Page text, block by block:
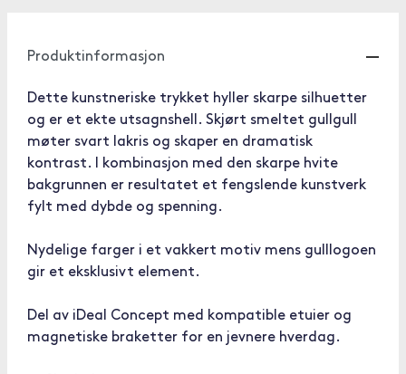
Produktinformasjon
Dette kunstneriske trykket hyller skarpe silhuetter
og er et ekte utsagnshell. Skjørt smeltet gullgull
møter svart lakris og skaper en dramatisk
kontrast. I kombinasjon med den skarpe hvite
bakgrunnen er resultatet et fengslende kunstverk
fylt med dybde og spenning.
Nydelige farger i et vakkert motiv mens gulllogoen
gir et eksklusivt element.
Del av iDeal Concept med kompatible etuier og
magnetiske braketter for en jevnere hverdag.